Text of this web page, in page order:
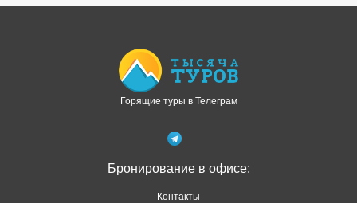
Горящие туры в Телеграм
Бронирование в офисе:
Контакты